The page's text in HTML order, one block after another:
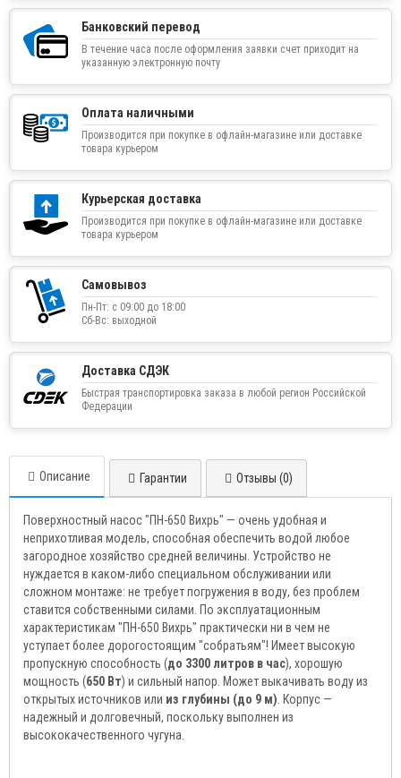
Банковский перевод
В течение часа после оформления заявки счет приходит на
указанную электронную почту
Оплата наличными
Производится при покупке в офлайн-магазине или доставке
товара курьером
Курьерская доставка
Производится при покупке в офлайн-магазине или доставке
товара курьером
Самовывоз
Пн-Пт: с 09:00 до 18:00
Сб-Вс: выходной
Доставка СДЭК
Быстрая транспортировка заказа в любой регион Российской
Федерации
Описание Гарантии Отзывы (0)
Поверхностный насос "ПН-650 Вихрь" — очень удобная и
неприхотливая модель, способная обеспечить водой любое
загородное хозяйство средней величины. Устройство не
нуждается в каком-либо специальном обслуживании или
сложном монтаже: не требует погружения в воду, без проблем
ставится собственными силами. По эксплуатационным
характеристикам "ПН-650 Вихрь" практически ни в чем не
уступает более дорогостоящим "собратьям"! Имеет высокую
пропускную способность (до 3300 литров в час), хорошую
мощность (650 Вт) и сильный напор. Может выкачивать воду из
открытых источников или из глубины (до 9 м) . Корпус —
надежный и долговечный, поскольку выполнен из
высококачественного чугуна.